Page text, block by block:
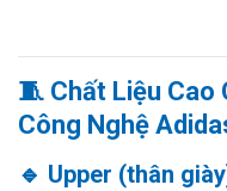
🧵 Chất Liệu Cao
Công Nghệ
🔹 Upper (thân